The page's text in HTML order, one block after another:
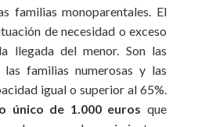
familias monoparentales. El
de necesidad o exceso
llegada del menor. Son las
familias numerosas y las
igual o superior al 65%.
único de 1.000 euros que